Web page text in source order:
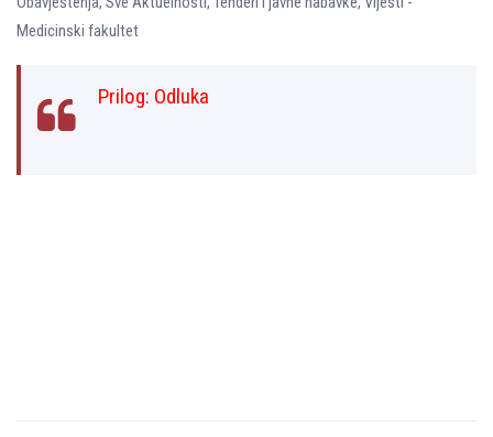
Medicinski fakultet
Prilog: Odluka